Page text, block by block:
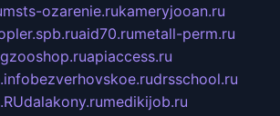
msts-ozarenie.rukameryjooan.ru
aid70.rumetall-perm.ru
apiaccess.ru
bezverhovskoe.rudrsschool.ru
dalakony.rumedikijob.ru